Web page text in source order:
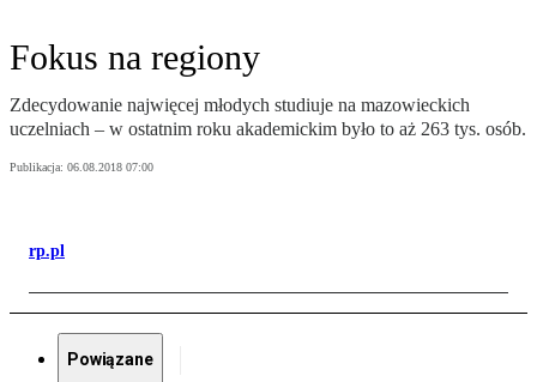
Fokus na regiony
Zdecydowanie najwięcej młodych studiuje na mazowieckich
uczelniach – w ostatnim roku akademickim było to aż 263 tys. osób.
Publikacja: 06.08.2018 07:00
rp.pl
Powiązane